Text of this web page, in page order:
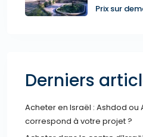
Prix sur
Derniers
Acheter en Israël : Ashdod ou
correspond à votre projet ?